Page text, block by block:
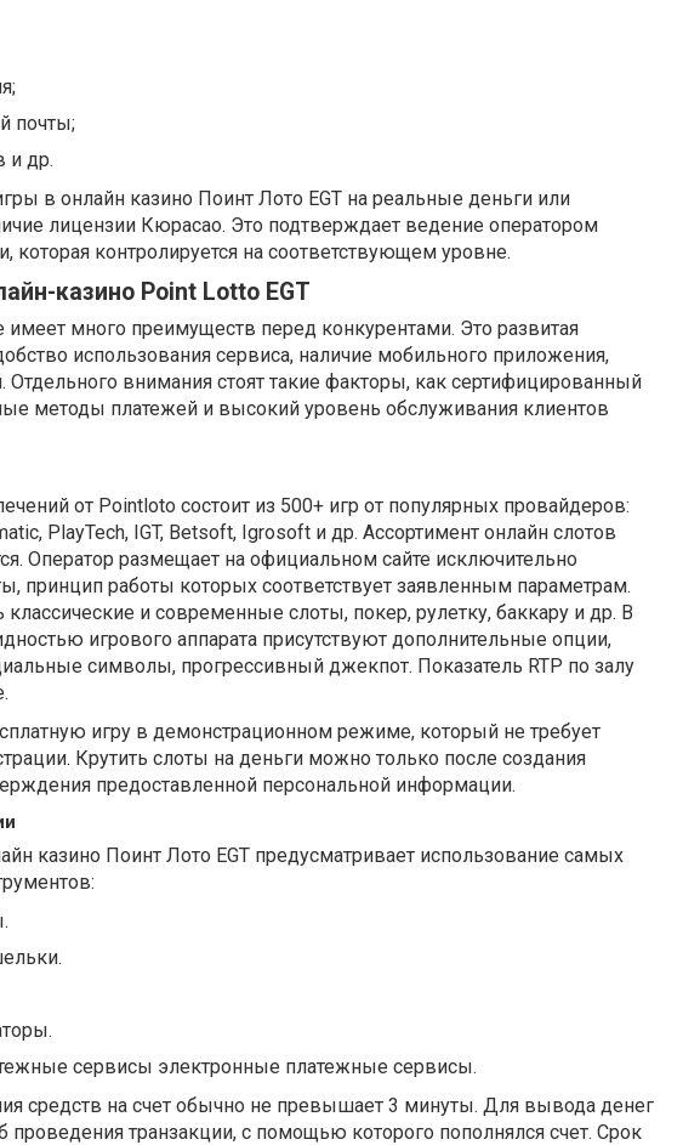
почты;
и др.
в онлайн казино Поинт Лото EGT на реальные деньги или
лицензии Кюрасао. Это подтверждает ведение оператором
которая контролируется на соответствующем уровне.
казино Point Lotto EGT
имеет много преимуществ перед конкурентами. Это развитая
использования сервиса, наличие мобильного приложения,
внимания стоят такие факторы, как сертифицированный
методы платежей и высокий уровень обслуживания клиентов
от Pointloto состоит из 500+ игр от популярных провайдеров:
PlayTech, IGT, Betsoft, Igrosoft и др. Ассортимент онлайн слотов
Оператор размещает на официальном сайте исключительно
принцип работы которых соответствует заявленным параметрам.
и современные слоты, покер, рулетку, баккару и др. В
игрового аппарата присутствуют дополнительные опции,
символы, прогрессивный джекпот. Показатель RTP по залу
игру в демонстрационном режиме, который не требует
Крутить слоты на деньги можно только после создания
предоставленной персональной информации.
казино Поинт Лото EGT предусматривает использование самых
сервисы электронные платежные сервисы.
средств на счет обычно не превышает 3 минуты. Для вывода денег
проведения транзакции, с помощью которого пополнялся счет. Срок